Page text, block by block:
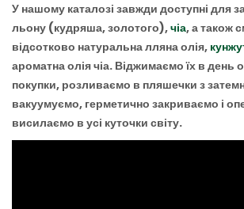
У нашому каталозі завжди доступні для
льону (кудряша, золотого),чіа, а також
відсотково натуральна лляна олія,
ароматна олія чіа. Віджимаємо їх в
покупки, розливаємо в пляшечки з
вакуумуємо, герметично закриваємо і
висилаємо в усі куточки світу.